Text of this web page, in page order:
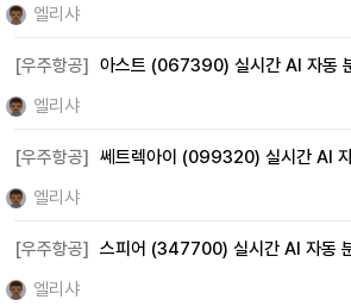
엘리샤
[우주항공] 아스트 (067390) 실시간 AI 자동
엘리샤
[우주항공] 쎄트렉아이 (099320) 실시간 AI
엘리샤
[우주항공] 스피어 (347700) 실시간 AI 자동
엘리샤